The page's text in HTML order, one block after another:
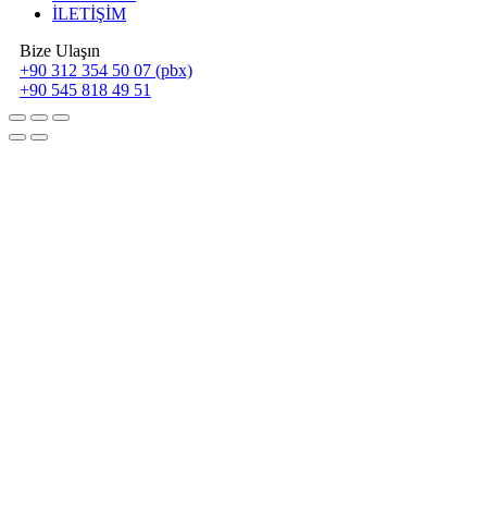
İLETİŞİM
Bize Ulaşın
+90 312 354 50 07 (pbx)
+90 545 818 49 51